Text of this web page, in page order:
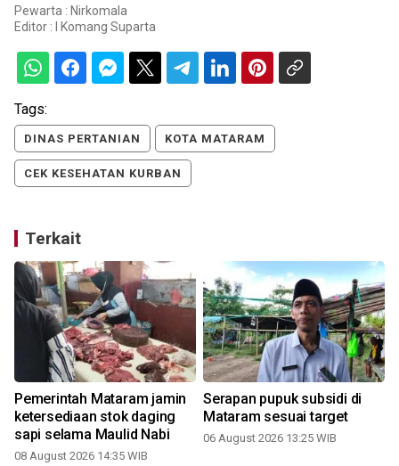
Pewarta : Nirkomala
Editor : I Komang Suparta
Tags:
DINAS PERTANIAN KOTA MATARAM
CEK KESEHATAN KURBAN
Terkait
Pemerintah Mataram jamin
ketersediaan stok daging
sapi selama Maulid Nabi
08 August 2026 14:35 WIB
Serapan pupuk subsidi di
Mataram sesuai target
06 August 2026 13:25 WIB